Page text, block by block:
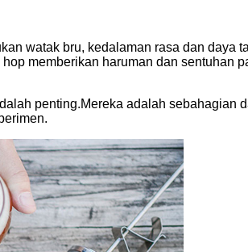
watak bru, kedalaman rasa dan daya
memberikan haruman dan sentuhan
penting.Mereka adalah sebahagian